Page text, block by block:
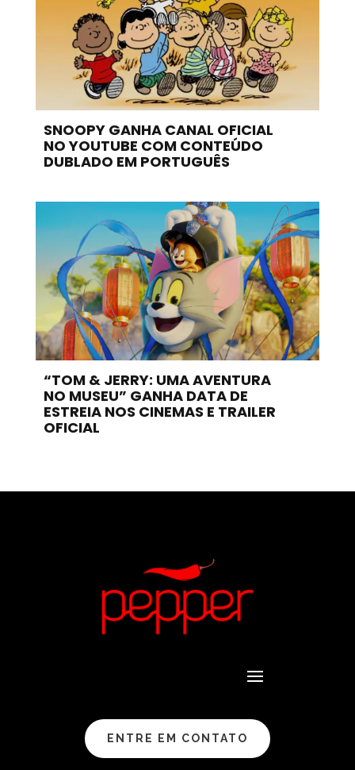
SNOOPY GANHA CANAL OFICIAL
NO YOUTUBE COM CONTEÚDO
DUBLADO EM PORTUGUÊS
“TOM & JERRY: UMA AVENTURA
NO MUSEU” GANHA DATA DE
ESTREIA NOS CINEMAS E TRAILER
OFICIAL
ENTRE EM CONTATO